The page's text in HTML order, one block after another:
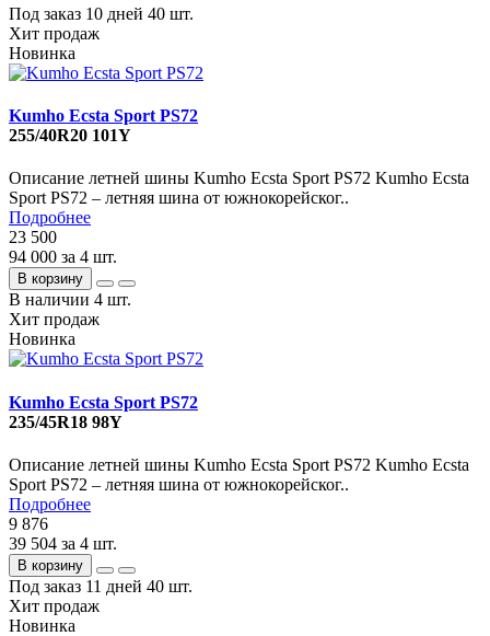
Под заказ 10 дней 40 шт.
Хит продаж
Новинка
Kumho Ecsta Sport PS72
255/40R20 101Y
Описание летней шины Kumho Ecsta Sport PS72 Kumho Ecsta
Sport PS72 – летняя шина от южнокорейског..
Подробнее
23 500
94 000 за 4 шт.
В корзину
В наличии 4 шт.
Хит продаж
Новинка
Kumho Ecsta Sport PS72
235/45R18 98Y
Описание летней шины Kumho Ecsta Sport PS72 Kumho Ecsta
Sport PS72 – летняя шина от южнокорейског..
Подробнее
9 876
39 504 за 4 шт.
В корзину
Под заказ 11 дней 40 шт.
Хит продаж
Новинка